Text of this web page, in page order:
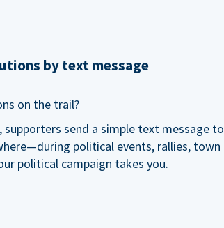
by text message
on the trail?
supporters send a simple text message to
political events, rallies, town
political campaign takes you.